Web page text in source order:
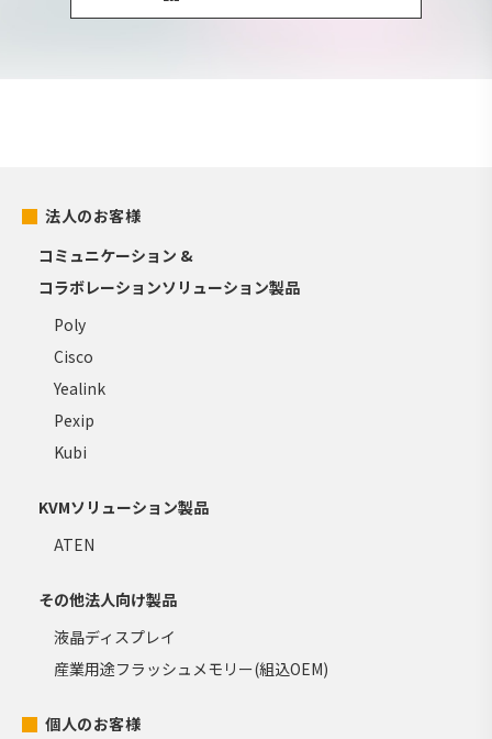
法人のお客様
コミュニケーション &
コラボレーションソリューション製品
Poly
Cisco
Yealink
Pexip
Kubi
KVMソリューション製品
ATEN
その他法人向け製品
液晶ディスプレイ
産業用途フラッシュメモリー(組込OEM)
個人のお客様